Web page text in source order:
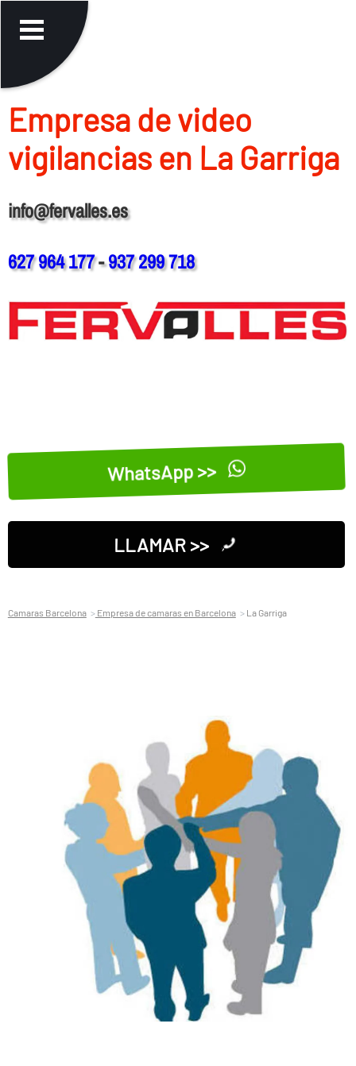
Empresa de video
vigilancias en La Garriga
info@fervalles.es
627 964 177-937 299 718
WhatsApp >>
LLAMAR >>
Camaras Barcelona Empresa de camaras en Barcelona La Garriga